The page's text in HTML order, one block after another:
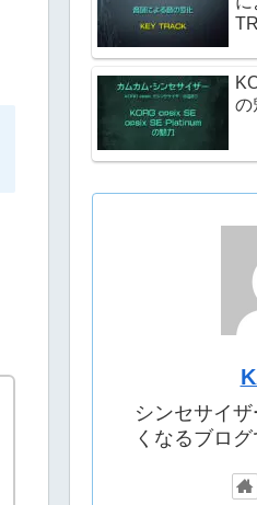
の
シンセサイ
くなるブログ